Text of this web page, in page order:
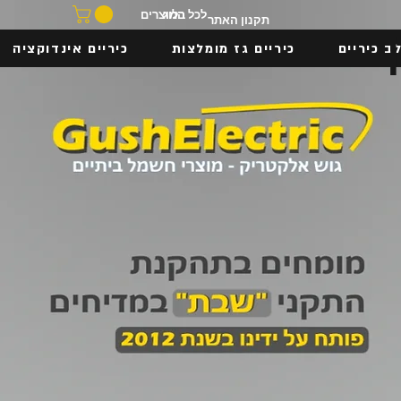
בלוג
לכל המוצרים
כיריים כיריים גז מומלצות כיריים אינדוקציה
תקנון האתר